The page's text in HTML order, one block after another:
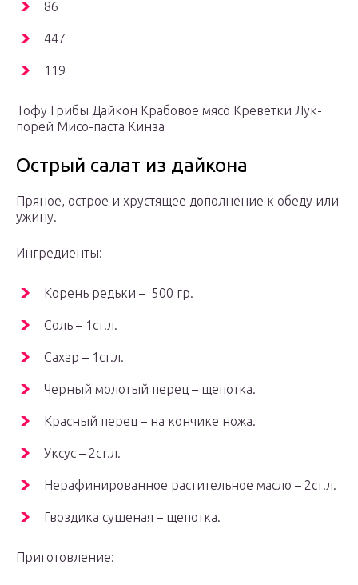
86
447
119
Тофу Грибы Дайкон Крабовое мясо Креветки Лук-
порей Мисо-паста Кинза
Острый салат из дайкона
Пряное, острое и хрустящее дополнение к обеду или
ужину.
Ингредиенты:
Корень редьки – 500 гр.
Соль – 1ст.л.
Сахар – 1ст.л.
Черный молотый перец – щепотка.
Красный перец – на кончике ножа.
Уксус – 2ст.л.
Нерафинированное растительное масло – 2ст.л.
Гвоздика сушеная – щепотка.
Приготовление: